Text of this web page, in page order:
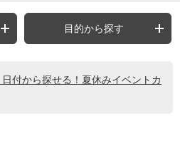
目的から探す
日付から探せる！夏休みイベントカ